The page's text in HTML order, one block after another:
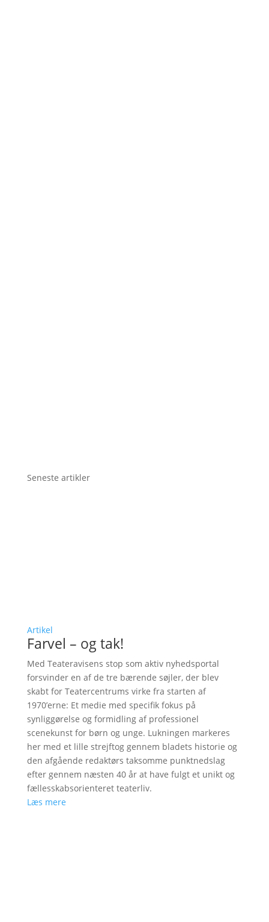
Seneste artikler
Artikel
Farvel – og tak!
Med Teateravisens stop som aktiv nyhedsportal
forsvinder en af de tre bærende søjler, der blev
skabt for Teatercentrums virke fra starten af
1970’erne: Et medie med specifik fokus på
synliggørelse og formidling af professionel
scenekunst for børn og unge. Lukningen markeres
her med et lille strejftog gennem bladets historie og
den afgående redaktørs taksomme punktnedslag
efter gennem næsten 40 år at have fulgt et unikt og
fællesskabsorienteret teaterliv.
Læs mere